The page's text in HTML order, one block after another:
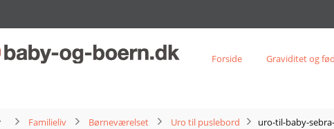
Forside Graviditet og
Familieliv Børneværelset Uro til puslebord uro-til-baby-